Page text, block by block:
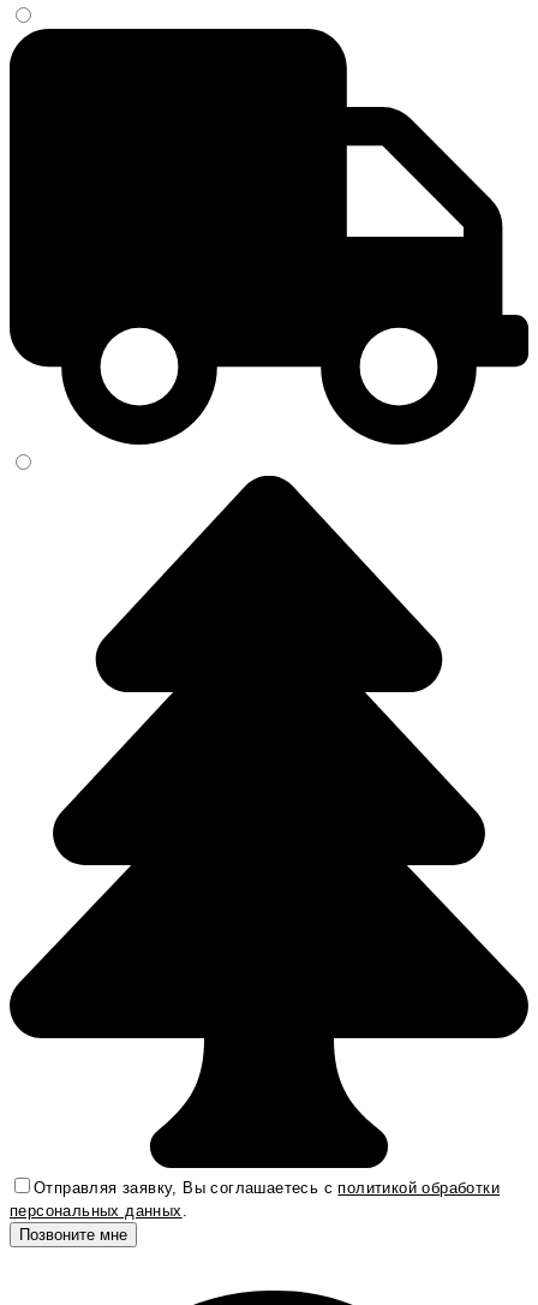
Отправляя заявку, Вы соглашаетесь сполитикой обработки
персональных данных